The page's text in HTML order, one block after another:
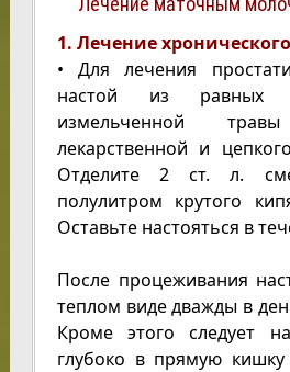
1. Лечение
• Для лечения
настой из равных
измельченной
лекарственной и
Отделите 2 ст. л.
полулитром крутого
Оставьте настояться в
После процеживания
теплом виде дважды в
Кроме этого следует
глубоко в прямую кишку